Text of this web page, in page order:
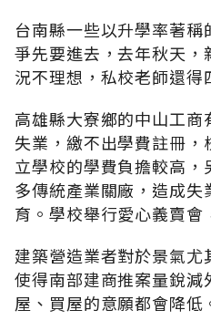
台南縣一些以升學率著
爭先要進去，去年秋天
況不理想，私校老師還得
高雄縣大寮鄉的中山工
失業，繳不出學費註冊
立學校的學費負擔較高
多傳統產業關廠，造成
育。學校舉行愛心義賣會
建築營造業者對於景氣
使得南部建商推案量銳
屋、買屋的意願都會降低